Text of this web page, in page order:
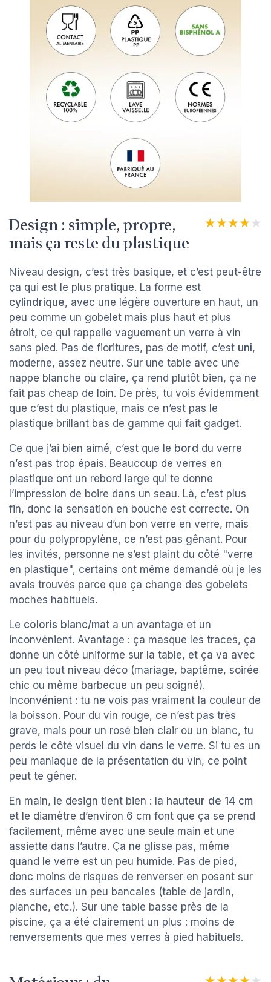
Design : simple, propre,
mais ça reste du plastique
★★★★★
★★★★★
Niveau design, c’est très basique, et c’est peut-être
ça qui est le plus pratique. La forme est
cylindrique, avec une légère ouverture en haut, un
peu comme un gobelet mais plus haut et plus
étroit, ce qui rappelle vaguement un verre à vin
sans pied. Pas de fioritures, pas de motif, c’est uni,
moderne, assez neutre. Sur une table avec une
nappe blanche ou claire, ça rend plutôt bien, ça ne
fait pas cheap de loin. De près, tu vois évidemment
que c’est du plastique, mais ce n’est pas le
plastique brillant bas de gamme qui fait gadget.
Ce que j’ai bien aimé, c’est que le bord du verre
n’est pas trop épais. Beaucoup de verres en
plastique ont un rebord large qui te donne
l’impression de boire dans un seau. Là, c’est plus
fin, donc la sensation en bouche est correcte. On
n’est pas au niveau d’un bon verre en verre, mais
pour du polypropylène, ce n’est pas gênant. Pour
les invités, personne ne s’est plaint du côté "verre
en plastique", certains ont même demandé où je les
avais trouvés parce que ça change des gobelets
moches habituels.
Le coloris blanc/mat a un avantage et un
inconvénient. Avantage : ça masque les traces, ça
donne un côté uniforme sur la table, et ça va avec
un peu tout niveau déco (mariage, baptême, soirée
chic ou même barbecue un peu soigné).
Inconvénient : tu ne vois pas vraiment la couleur de
la boisson. Pour du vin rouge, ce n’est pas très
grave, mais pour un rosé bien clair ou un blanc, tu
perds le côté visuel du vin dans le verre. Si tu es un
peu maniaque de la présentation du vin, ce point
peut te gêner.
En main, le design tient bien : la hauteur de 14 cm
et le diamètre d’environ 6 cm font que ça se prend
facilement, même avec une seule main et une
assiette dans l’autre. Ça ne glisse pas, même
quand le verre est un peu humide. Pas de pied,
donc moins de risques de renverser en posant sur
des surfaces un peu bancales (table de jardin,
planche, etc.). Sur une table basse près de la
piscine, ça a été clairement un plus : moins de
renversements que mes verres à pied habituels.